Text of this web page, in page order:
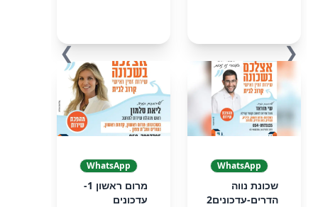
❮
WhatsApp
שכונת נווה
הדרים-עדכונים2
WhatsApp
מרום ראשון 1-
עדכונים
❯